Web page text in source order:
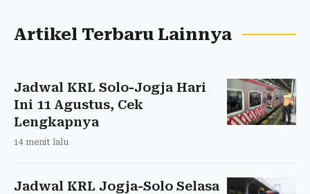
Artikel Terbaru Lainnya
Jadwal KRL Solo-Jogja Hari
Ini 11 Agustus, Cek
Lengkapnya
14 menit lalu
Jadwal KRL Jogja-Solo Selasa